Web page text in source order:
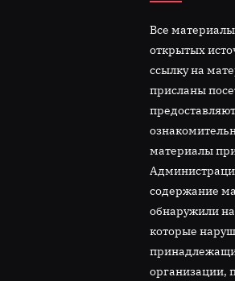
Все
открытых
ссылку на
присланы
материалы
содержание
обнаружили
которые
организации,